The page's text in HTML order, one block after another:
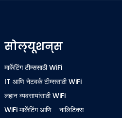
सोल्यूशन्स
मार्केटिंग टीम्ससाठी WiFi
IT आणि नेटवर्क टीम्ससाठी WiFi
लहान व्यवसायांसाठी WiFi
WiFi मार्केटिंग आणि ॲनालिटिक्स